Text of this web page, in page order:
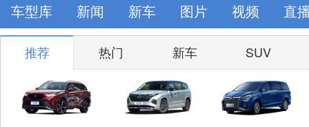
车型库 新闻 新车 图片 视频 直
推荐 热门 新车 SUV